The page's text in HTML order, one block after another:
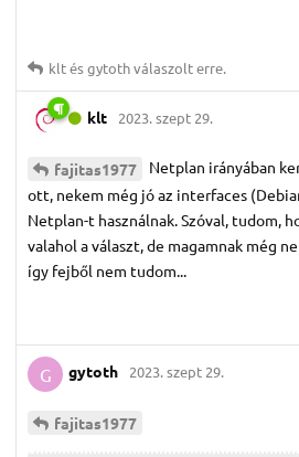
kltésgytothválaszolt erre.
klt 2023. szept 29.
fajitas1977
Netplan irányában
ott, nekem még jó az interfaces
Netplan-t használnak. Szóval, tudom,
valahol a választ, de magamnak még
így fejből nem tudom...
G gytoth 2023. szept 29.
fajitas1977